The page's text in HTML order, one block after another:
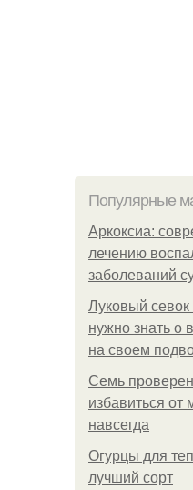
Популярные
Аркоксиа:
лечению
заболеваний
Луковый севок
нужно знать о
на своем
Семь
избавиться
навсегда
Огурцы для
лучший сорт